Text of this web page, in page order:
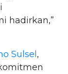
hadirkan,”
Sulsel ,